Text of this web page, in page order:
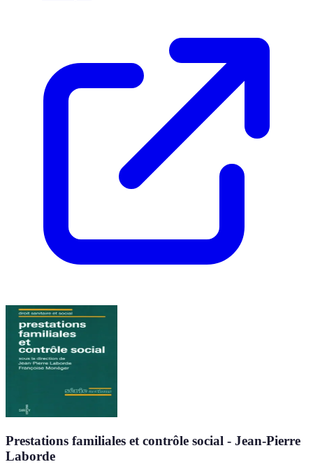
Prestations familiales et contrôle social - Jean-Pierre
Laborde